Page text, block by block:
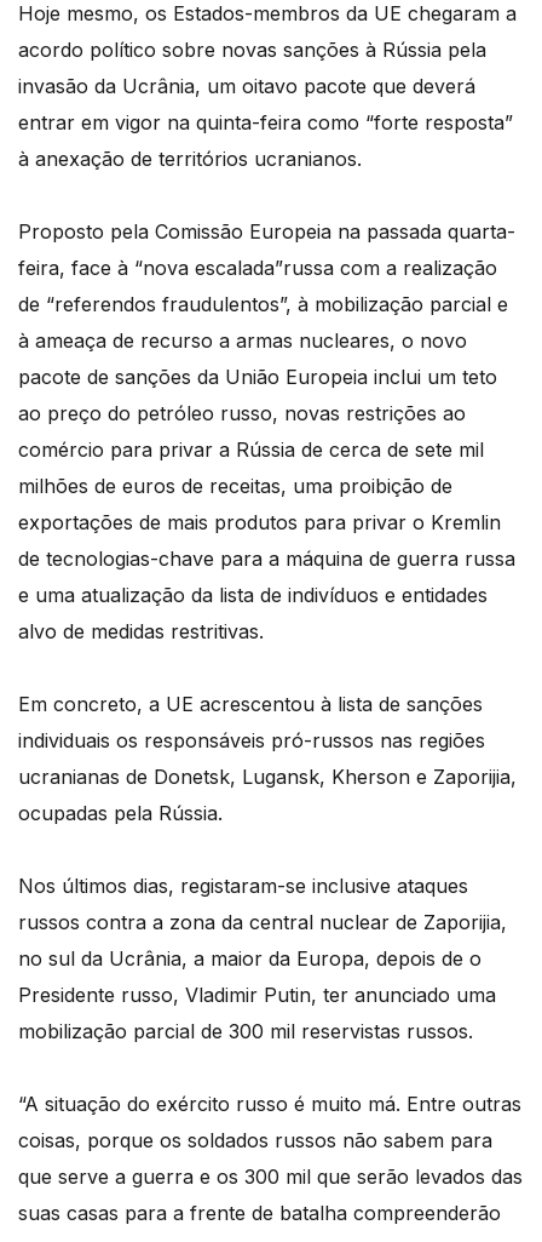
Hoje mesmo, os Estados-membros da UE chegaram a
acordo político sobre novas sanções à Rússia pela
invasão da Ucrânia, um oitavo pacote que deverá
entrar em vigor na quinta-feira como “forte resposta”
à anexação de territórios ucranianos.
Proposto pela Comissão Europeia na passada quarta-
feira, face à “nova escalada”russa com a realização
de “referendos fraudulentos”, à mobilização parcial e
à ameaça de recurso a armas nucleares, o novo
pacote de sanções da União Europeia inclui um teto
ao preço do petróleo russo, novas restrições ao
comércio para privar a Rússia de cerca de sete mil
milhões de euros de receitas, uma proibição de
exportações de mais produtos para privar o Kremlin
de tecnologias-chave para a máquina de guerra russa
e uma atualização da lista de indivíduos e entidades
alvo de medidas restritivas.
Em concreto, a UE acrescentou à lista de sanções
individuais os responsáveis pró-russos nas regiões
ucranianas de Donetsk, Lugansk, Kherson e Zaporijia,
ocupadas pela Rússia.
Nos últimos dias, registaram-se inclusive ataques
russos contra a zona da central nuclear de Zaporijia,
no sul da Ucrânia, a maior da Europa, depois de o
Presidente russo, Vladimir Putin, ter anunciado uma
mobilização parcial de 300 mil reservistas russos.
“A situação do exército russo é muito má. Entre outras
coisas, porque os soldados russos não sabem para
que serve a guerra e os 300 mil que serão levados das
suas casas para a frente de batalha compreenderão